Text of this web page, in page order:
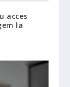
acces
la